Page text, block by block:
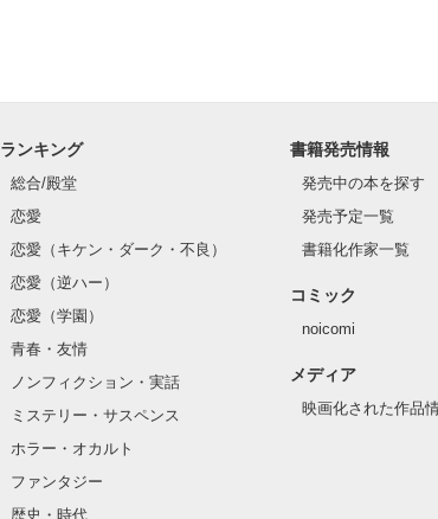
ランキング
総合/殿堂
恋愛
恋愛（キケン・ダーク・不良）
恋愛（逆ハー）
恋愛（学園）
青春・友情
ノンフィクション・実話
ミステリー・サスペンス
ホラー・オカルト
ファンタジー
歴史・時代
書籍発売情報
発売中の本を探す
発売予定一覧
書籍化作家一覧
コミック
noicomi
メディア
映画化された作品